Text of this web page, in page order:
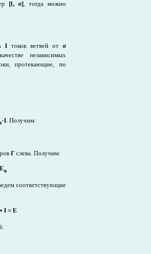
[l, σ], тогда можно
Ι токов ветвей от σ
независимых
протекающие, по
t·I . Получим:
Г слева. Получим:
Eв
соответствующие
• I = E